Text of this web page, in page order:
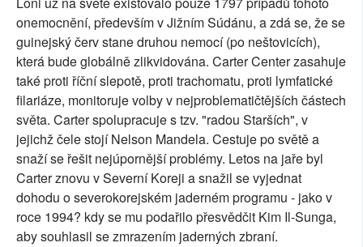
onemocnění, především v Jižním Súdánu, a zdá se, že se
guinejský červ stane druhou nemocí (po neštovicích),
která bude globálně zlikvidována. Carter Center zasahuje
také proti říční slepotě, proti trachomatu, proti lymfatické
filariáze, monitoruje volby v nejproblematičtějších částech
světa. Carter spolupracuje s tzv. "radou Starších", v
jejichž čele stojí Nelson Mandela. Cestuje po světě a
snaží se řešit nejúpornější problémy. Letos na jaře byl
Carter znovu v Severní Koreji a snažil se vyjednat
dohodu o severokorejském jaderném programu - jako v
roce 1994? kdy se mu podařilo přesvědčit Kim Il-Sunga,
aby souhlasil se zmrazením jaderných zbraní.